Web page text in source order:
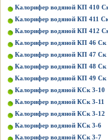
Калорифер водяной КП 410
Калорифер водяной КП 411
Калорифер водяной КП 412
Калорифер водяной КП 46 Ск
Калорифер водяной КП 47 Ск
Калорифер водяной КП 48 Ск
Калорифер водяной КП 49 Ск
Калорифер водяной КСк 3-10
Калорифер водяной КСк 3-11
Калорифер водяной КСк 3-12
Калорифер водяной КСк 3-6
Калорифер водяной КСк 3-7